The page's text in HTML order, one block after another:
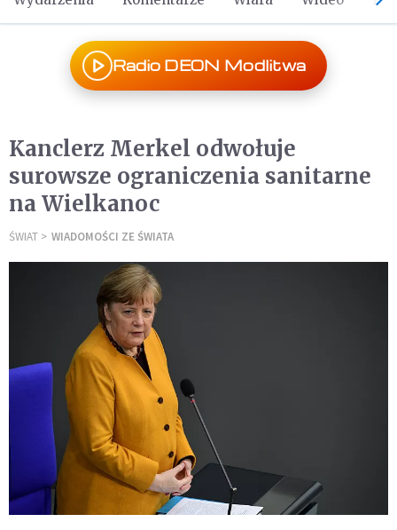
Radio DEON Modlitwa
Kanclerz Merkel odwołuje
surowsze ograniczenia sanitarne
na Wielkanoc
ŚWIAT WIADOMOŚCI ZE ŚWIATA